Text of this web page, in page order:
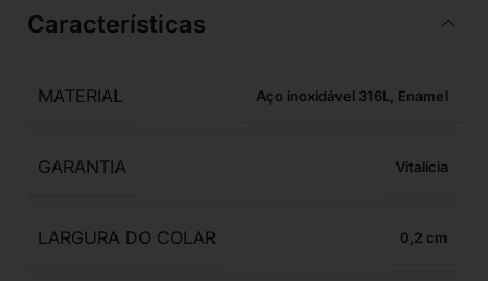
Características
MATERIAL Aço inoxidável 316L, Enamel
GARANTIA Vitalícia
LARGURA DO COLAR 0,2